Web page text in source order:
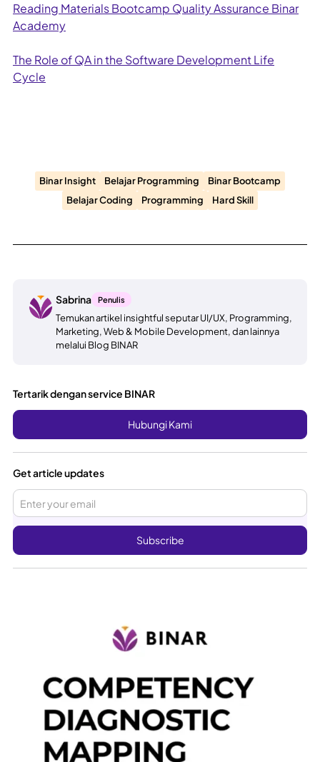
Reading Materials Bootcamp Quality Assurance Binar
Academy
The Role of QA in the Software Development Life
Cycle
Binar Insight Belajar Programming
Binar Bootcamp
Belajar Coding
Programming Hard Skill
Sabrina Penulis
Temukan artikel insightful seputar UI/UX, Programming,
Marketing, Web & Mobile Development, dan lainnya
melalui Blog BINAR
Tertarik dengan service BINAR
Hubungi Kami
Get article updates